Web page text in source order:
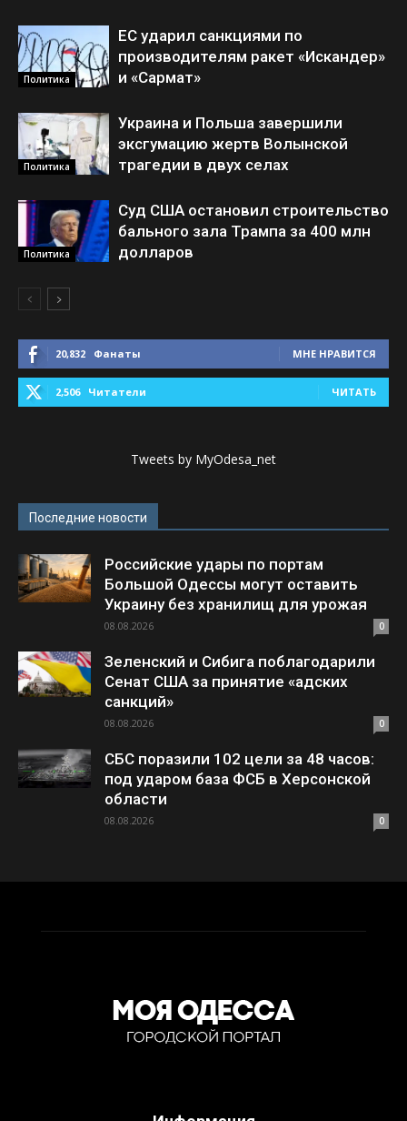
Политика
ЕС ударил санкциями по
производителям ракет «Искандер»
и «Сармат»
Политика
Украина и Польша завершили
эксгумацию жертв Волынской
трагедии в двух селах
Политика
Суд США остановил строительство
бального зала Трампа за 400 млн
долларов
20,832 Фанаты МНЕ НРАВИТСЯ
2,506 Читатели ЧИТАТЬ
Tweets by MyOdesa_net
Последние новости
Российские удары по портам
Большой Одессы могут оставить
Украину без хранилищ для урожая
08.08.2026 0
Зеленский и Сибига поблагодарили
Сенат США за принятие «адских
санкций»
08.08.2026 0
СБС поразили 102 цели за 48 часов:
под ударом база ФСБ в Херсонской
области
08.08.2026 0